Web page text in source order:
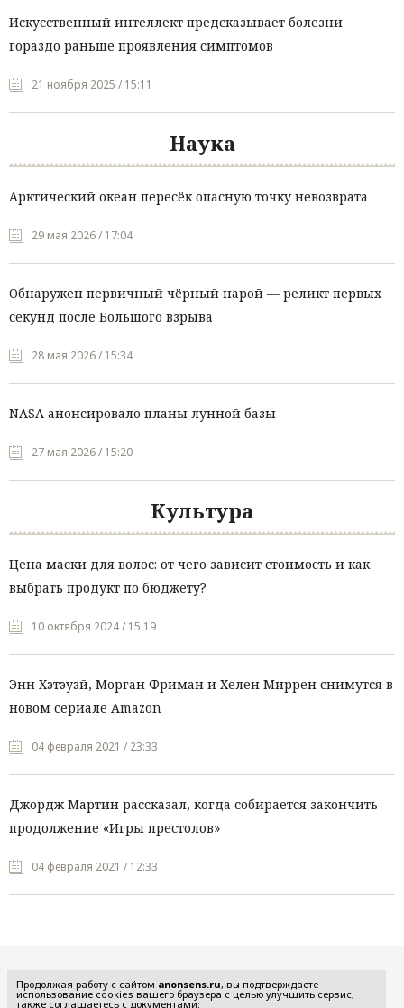
Искусственный интеллект предсказывает болезни
гораздо раньше проявления симптомов
21 ноября 2025 / 15:11
Наука
Арктический океан пересёк опасную точку невозврата
29 мая 2026 / 17:04
Обнаружен первичный чёрный нарой — реликт первых
секунд после Большого взрыва
28 мая 2026 / 15:34
NASA анонсировало планы лунной базы
27 мая 2026 / 15:20
Культура
Цена маски для волос: от чего зависит стоимость и как
выбрать продукт по бюджету?
10 октября 2024 / 15:19
Энн Хэтэуэй, Морган Фриман и Хелен Миррен снимутся в
новом сериале Amazon
04 февраля 2021 / 23:33
Джордж Мартин рассказал, когда собирается закончить
продолжение «Игры престолов»
04 февраля 2021 / 12:33
Продолжая работу с сайтом anonsens.ru, вы подтверждаете
использование cookies вашего браузера с целью улучшить сервис,
также соглашаетесь с документами: